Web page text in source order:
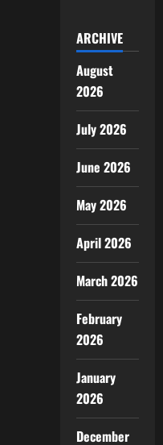
ARCHIVE
August
2026
July 2026
June 2026
May 2026
April 2026
March 2026
February
2026
January
2026
December